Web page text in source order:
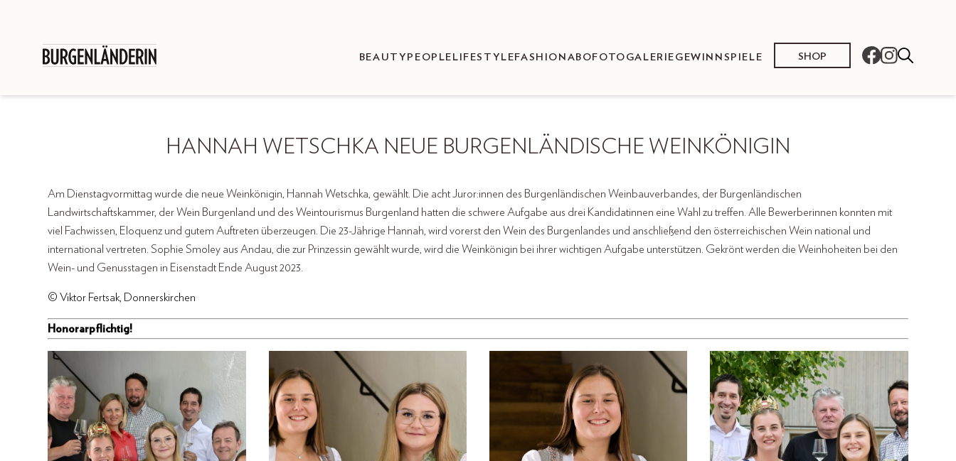
BEAUTY PEOPLE LIFESTYLEFASHION ABOFOTOGALERIE GEWINNSPIELE SHOP
HANNAH WETSCHKA NEUE BURGENLÄNDISCHE WEINKÖNIGIN
Am Dienstagvormittag wurde die neue Weinkönigin, Hannah Wetschka, gewählt. Die acht Juror:innen des Burgenländischen Weinbauverbandes, der Burgenländischen
Landwirtschaftskammer, der Wein Burgenland und des Weintourismus Burgenland hatten die schwere Aufgabe aus drei Kandidatinnen eine Wahl zu treffen. Alle Bewerberinnen konnten mit
viel Fachwissen, Eloquenz und gutem Auftreten überzeugen. Die 23-Jährige Hannah, wird vorerst den Wein des Burgenlandes und anschließend den österreichischen Wein national und
international vertreten. Sophie Smoley aus Andau, die zur Prinzessin gewählt wurde, wird die Weinkönigin bei ihrer wichtigen Aufgabe unterstützen. Gekrönt werden die Weinhoheiten bei den
Wein- und Genusstagen in Eisenstadt Ende August 2023.
© Viktor Fertsak, Donnerskirchen
Honorarpflichtig!